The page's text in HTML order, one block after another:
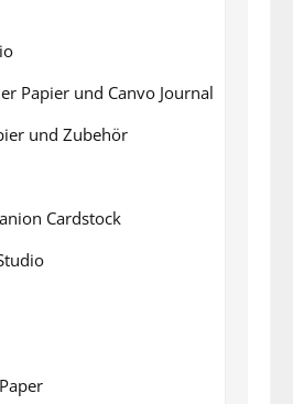
Papier und Canvo Journal
und Zubehör
Cardstock